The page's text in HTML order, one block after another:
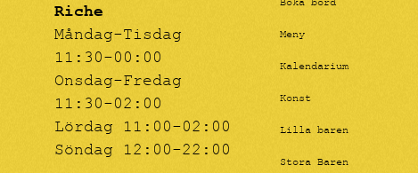
Riche
Måndag-Tisdag
11:30-00:00
Onsdag-Fredag
11:30-02:00
Lördag 11:00-02:00
Söndag 12:00-22:00
Boka bord
Meny
Kalendarium
Konst
Lilla baren
Stora Baren